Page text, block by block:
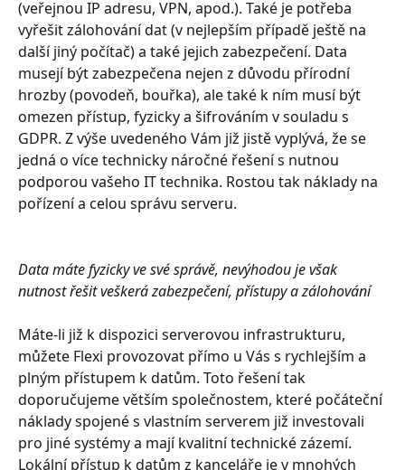
(veřejnou IP adresu, VPN, apod.). Také je potřeba
vyřešit zálohování dat (v nejlepším případě ještě na
další jiný počítač) a také jejich zabezpečení. Data
musejí být zabezpečena nejen z důvodu přírodní
hrozby (povodeň, bouřka), ale také k ním musí být
omezen přístup, fyzicky a šifrováním v souladu s
GDPR. Z výše uvedeného Vám již jistě vyplývá, že se
jedná o více technicky náročné řešení s nutnou
podporou vašeho IT technika. Rostou tak náklady na
pořízení a celou správu serveru.
Data máte fyzicky ve své správě, nevýhodou je však
nutnost řešit veškerá zabezpečení, přístupy a zálohování
Máte-li již k dispozici serverovou infrastrukturu,
můžete Flexi provozovat přímo u Vás s rychlejším a
plným přístupem k datům. Toto řešení tak
doporučujeme větším společnostem, které počáteční
náklady spojené s vlastním serverem již investovali
pro jiné systémy a mají kvalitní technické zázemí.
Lokální přístup k datům z kanceláře je v mnohých